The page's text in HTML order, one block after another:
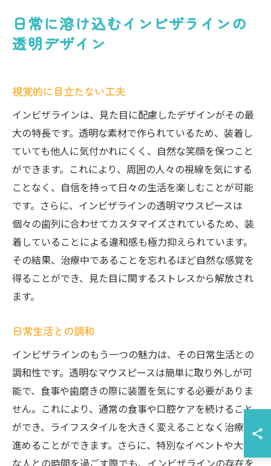
日常に溶け込むインビザラインの
透明デザイン
視覚的に目立たない工夫
インビザラインは、見た目に配慮したデザインがその最
大の特長です。透明な素材で作られているため、装着し
ていても他人に気付かれにくく、自然な笑顔を保つこと
ができます。これにより、周囲の人々の視線を気にする
ことなく、自信を持って日々の生活を楽しむことが可能
です。さらに、インビザラインの透明マウスピースは
個々の歯列に合わせてカスタマイズされているため、装
着していることによる違和感も極力抑えられています。
その結果、治療中であることを忘れるほど自然な感覚を
得ることができ、見た目に関するストレスから解放され
ます。
日常生活との調和
インビザラインのもう一つの魅力は、その日常生活との
調和性です。透明なマウスピースは簡単に取り外しが可
能で、食事や歯磨きの際に装置を気にする必要がありま
せん。これにより、通常の食事や口腔ケアを続けること
ができ、ライフスタイルを大きく変えることなく治療を
進めることができます。さらに、特別なイベントや大切
な人との時間を過ごす際でも、インビザラインの存在を